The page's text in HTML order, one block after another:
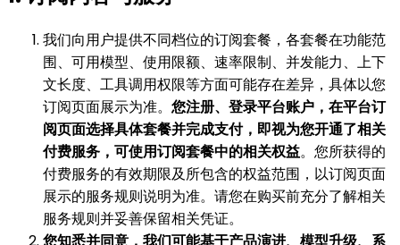
我们向用户提供不同档位的订阅套餐，各套餐在功能范
围、可用模型、使用限额、速率限制、并发能力、上下
文长度、工具调用权限等方面可能存在差异，具体以您
订阅页面展示为准。 您注册、登录平台账户，在平台订
阅页面选择具体套餐并完成支付，即视为您开通了相关
付费服务，可使用订阅套餐中的相关权益。您所获得的
付费服务的有效期限及所包含的权益范围，以订阅页面
展示的服务规则说明为准。请您在购买前充分了解相关
服务规则并妥善保留相关凭证。